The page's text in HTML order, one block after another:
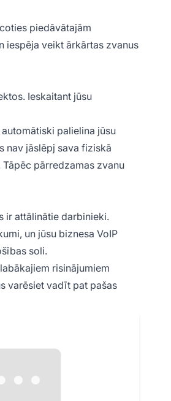
piedāvātajām
veikt ārkārtas zvanus
Ieskaitant jūsu
palielina jūsu
nav jāslēpj sava fiziskā
pārredzamas zvanu
ir attālinātie darbinieki.
un jūsu biznesa VoIP
soli.
risinājumiem
varēsiet vadīt pat pašas